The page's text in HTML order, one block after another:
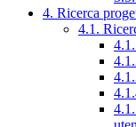
4. Ricerca
4.1.